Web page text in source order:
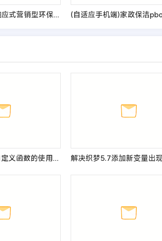
(自适应手机版)响应式营销型环保设备科技类网站pbootcms模板 绿色环保材料网站源码
织梦dedecms自定义函数的使用方法实例教程